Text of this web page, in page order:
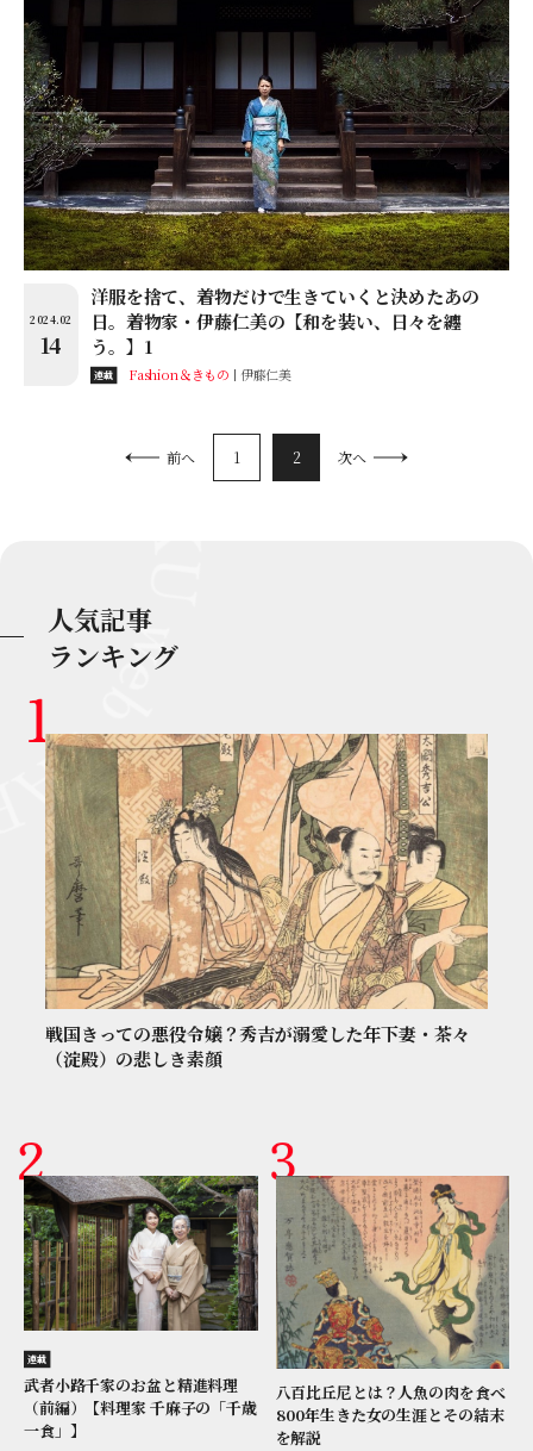
2024.02
14
洋服を捨て、着物だけで生きていくと決めたあの
日。着物家・伊藤仁美の【和を装い、日々を纏
う。】1
連載 Fashion＆きもの 伊藤仁美
前へ 1 2 次へ
人気記事
ランキング
戦国きっての悪役令嬢？秀吉が溺愛した年下妻・茶々
（淀殿）の悲しき素顔
連載
武者小路千家のお盆と精進料理
（前編）【料理家 千麻子の「千歳
一食」】
八百比丘尼とは？人魚の肉を食べ
800年生きた女の生涯とその結末
を解説